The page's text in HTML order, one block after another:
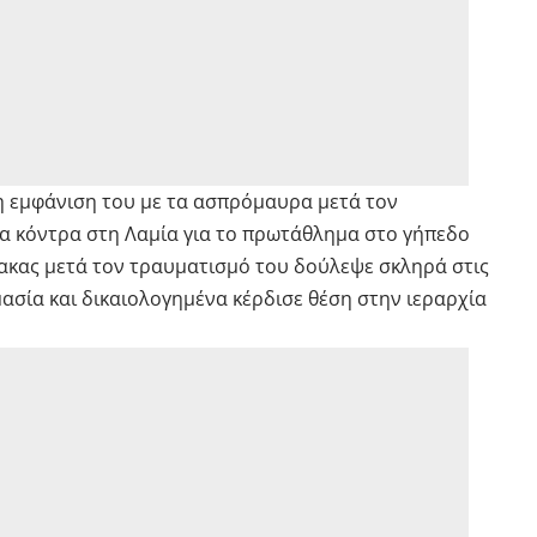
εμφάνιση του με τα ασπρόμαυρα μετά τον
στη Λαμία για το πρωτάθλημα στο γήπεδο
μετά τον τραυματισμό του δούλεψε σκληρά στις
και δικαιολογημένα κέρδισε θέση στην ιεραρχία